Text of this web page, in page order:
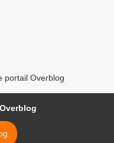
portail Overblog